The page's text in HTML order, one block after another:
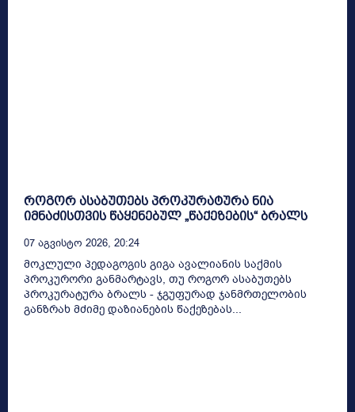
როგორ ასაბუთებს პროკურატურა ნია
იმნაძისთვის წაყენებულ „წაქეზების“ ბრალს
07 Აგვისტო 2026, 20:24
მოკლული პედაგოგის გიგა ავალიანის საქმის
პროკურორი განმარტავს, თუ როგორ ასაბუთებს
პროკურატურა ბრალს - ჯგუფურად ჯანმრთელობის
განზრახ მძიმე დაზიანების წაქეზებას...